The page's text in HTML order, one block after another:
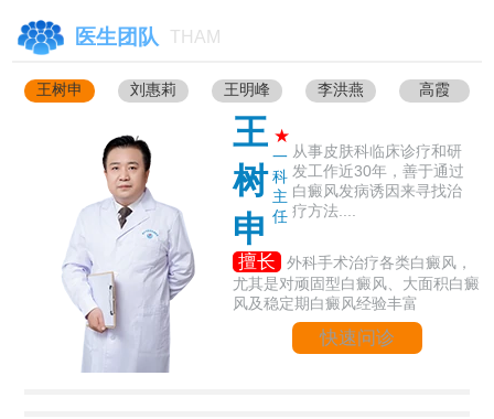
医生团队 THAM
王树申 刘惠莉 王明峰 李洪燕 高霞
王
树
申
★
一
科
主
任
从事皮肤科临床诊疗和研
发工作近30年，善于通过
白癜风发病诱因来寻找治
疗方法....
擅长
外科手术治疗各类白癜风，
尤其是对顽固型白癜风、大面积白癜
风及稳定期白癜风经验丰富
快速问诊